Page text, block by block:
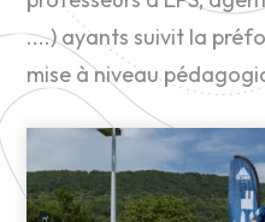
....) ayants suivit la
mise à niveau